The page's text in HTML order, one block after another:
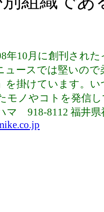
年10月に創刊され
ュースでは堅いの
を掛けています。
モノやコトを発信
マ 918-8112 福井